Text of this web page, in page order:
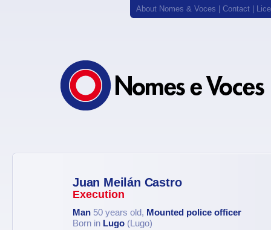
About Nomes & Voces Contact
Juan Meilán Castro
Execution
Man 50 years old, Mounted police officer
Born in Lugo (Lugo)